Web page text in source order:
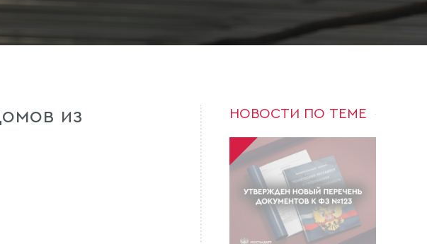
из
НОВОСТИ ПО ТЕМЕ